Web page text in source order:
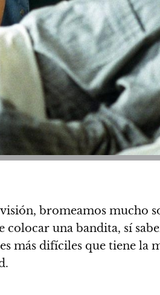
bromeamos mucho
una bandita, sí
más difíciles que tiene la